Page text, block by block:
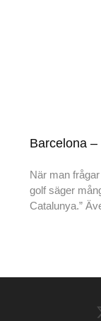
Barcelona
När man
golf säger
Catalunya.”